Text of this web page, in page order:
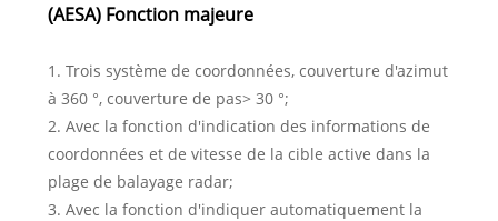
(AESA) Fonction majeure
1. Trois système de coordonnées, couverture d'azimut
à 360 °, couverture de pas> 30 °;
2. Avec la fonction d'indication des informations de
coordonnées et de vitesse de la cible active dans la
plage de balayage radar;
3. Avec la fonction d'indiquer automatiquement la